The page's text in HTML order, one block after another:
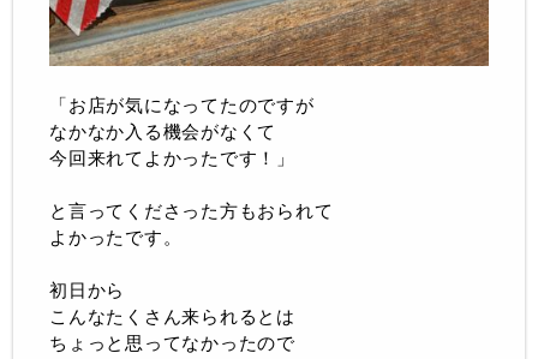
「お店が気になってたのですが
なかなか入る機会がなくて
今回来れてよかったです！」
と言ってくださった方もおられて
よかったです。
初日から
こんなたくさん来られるとは
ちょっと思ってなかったので